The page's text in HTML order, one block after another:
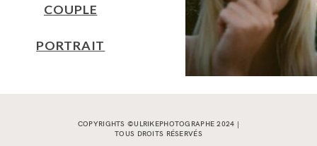
COUPLE
PORTRAIT
COPYRIGHTS ©ULRIKEPHOTOGRAPHE 2024 |
TOUS DROITS RÉSERVÉS